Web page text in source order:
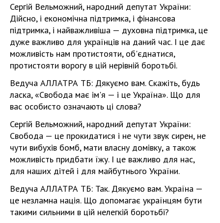
Сергій Вельможний, народний депутат України:
Дійсно, і економічна підтримка, і фінансова
підтримка, і найважливіша — духовна підтримка, це
дуже важливо для українців на даний час. І це дає
можливість нам протистояти, об'єднатися,
протистояти ворогу в цій нерівній боротьбі.
Ведуча АЛЛАТРА ТБ: Дякуємо вам. Скажіть, будь
ласка, «Свобода має ім'я — і це Україна». Що для
вас особисто означають ці слова?
Сергій Вельможний, народний депутат України:
Свобода — це прокидатися і не чути звук сирен, не
чути вибухів бомб, мати власну домівку, а також
можливість придбати їжу. І це важливо для нас,
для наших дітей і для майбутнього України.
Ведуча АЛЛАТРА ТБ: Так. Дякуємо вам. Україна —
це незламна нація. Що допомагає українцям бути
такими сильними в цій нелегкій боротьбі?